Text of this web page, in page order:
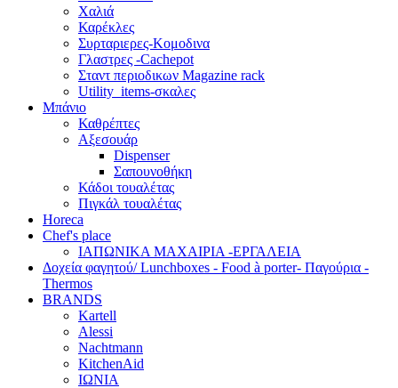
Χαλιά
Καρέκλες
Συρταριερες-Κομοδινα
Γλαστρες -Cachepot
Σταντ περιοδικων Magazine rack
Utility_items-σκαλες
Μπάνιο
Καθρέπτες
Αξεσουάρ
Dispenser
Σαπουνοθήκη
Κάδοι τουαλέτας
Πιγκάλ τουαλέτας
Horeca
Chef's place
ΙΑΠΩΝΙΚΑ ΜΑΧΑΙΡΙΑ -ΕΡΓΑΛΕΙΑ
Δoχεία φαγητού/ Lunchboxes - Food à porter- Παγούρια -
Thermos
BRANDS
Kartell
Alessi
Nachtmann
KitchenAid
ΙΩΝΙΑ